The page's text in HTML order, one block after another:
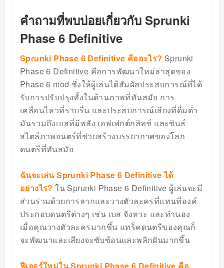
คำถามที่พบบ่อยเกี่ยวกับ Sprunki
Phase 6 Definitive
Sprunki Phase 6 Definitive คืออะไร? Sprunki
Phase 6 Definitive คือการพัฒนาใหม่ล่าสุดของ
Phase 6 mod ซึ่งให้ผู้เล่นได้สัมผัสประสบการณ์ที่ได้
รับการปรับปรุงทั้งในด้านภาพที่ทันสมัย การ
เคลื่อนไหวที่ราบรื่น และประสบการณ์เสียงที่ดื่มด่ำ
มันรวมถึงเบสที่มีพลัง เอฟเฟกต์กลิทช์ และซินธ์
สไตล์ภาพยนตร์ที่ช่วยสร้างบรรยากาศของโลก
ดนตรีที่ทันสมัย
ฉันจะเล่น Sprunki Phase 6 Definitive ได้
อย่างไร? ใน Sprunki Phase 6 Definitive ผู้เล่นจะมี
ส่วนร่วมด้วยการลากและวางตัวละครที่แทนที่องค์
ประกอบดนตรีต่างๆ เช่น เบส จังหวะ และทำนอง
เมื่อคุณวางตัวละครมากขึ้น แทร็คดนตรีของคุณก็
จะพัฒนาและเสียงจะซับซ้อนและพลิกผันมากขึ้น